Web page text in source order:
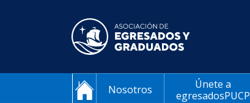
Nosotros
Únete a
egresadosPUCP